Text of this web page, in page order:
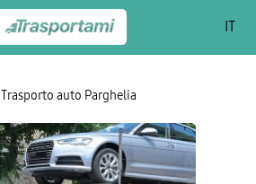
IT
Trasporto auto Parghelia